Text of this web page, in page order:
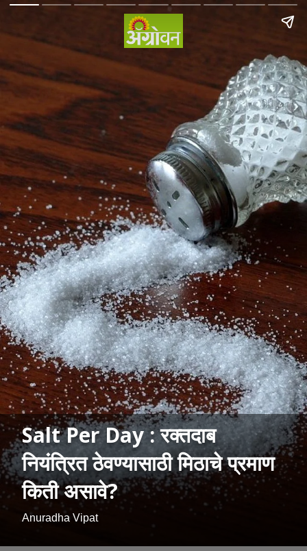
Salt Per Day : रक्तदाब
नियंत्रित ठेवण्यासाठी मिठाचे प्रमाण
किती असावे?
Anuradha Vipat